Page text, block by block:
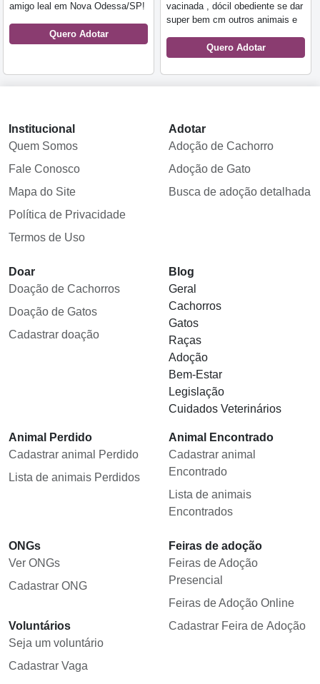
amigo leal em Nova Odessa/SP!
Quero Adotar
vacinada , dócil obediente se dar
super bem cm outros animais e
Quero Adotar
Institucional
Quem Somos
Fale Conosco
Mapa do Site
Política de Privacidade
Termos de Uso
Adotar
Adoção de Cachorro
Adoção de Gato
Busca de adoção detalhada
Doar
Doação de Cachorros
Doação de Gatos
Cadastrar doação
Blog
Geral
Cachorros
Gatos
Raças
Adoção
Bem-Estar
Legislação
Cuidados Veterinários
Animal Perdido
Cadastrar animal Perdido
Lista de animais Perdidos
Animal Encontrado
Cadastrar animal
Encontrado
Lista de animais
Encontrados
ONGs
Ver ONGs
Cadastrar ONG
Voluntários
Seja um voluntário
Cadastrar Vaga
Feiras de adoção
Feiras de Adoção
Presencial
Feiras de Adoção Online
Cadastrar Feira de Adoção